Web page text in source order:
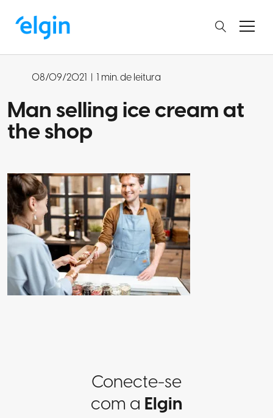
08/09/2021 | 1 min. de leitura
Man selling ice cream at
the shop
Conecte-se
com a Elgin